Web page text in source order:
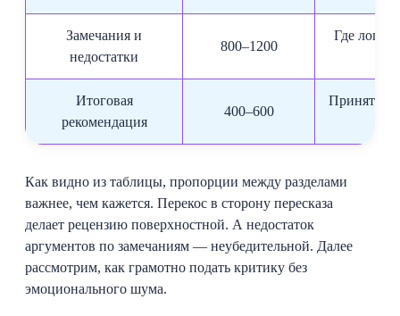
Замечания и
недостатки
800–1200
Где
Итоговая
рекомендация
400–600
Принять
Как видно из таблицы, пропорции между разделами
важнее, чем кажется. Перекос в сторону пересказа
делает рецензию поверхностной. А недостаток
аргументов по замечаниям — неубедительной. Далее
рассмотрим, как грамотно подать критику без
эмоционального шума.